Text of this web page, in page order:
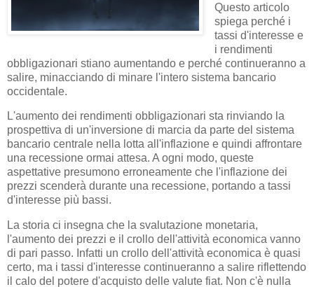
Questo articolo
spiega perché i
tassi d'interesse e
i rendimenti
obbligazionari stiano aumentando e perché continueranno a
salire, minacciando di minare l'intero sistema bancario
occidentale.
L'aumento dei rendimenti obbligazionari sta rinviando la
prospettiva di un'inversione di marcia da parte del sistema
bancario centrale nella lotta all'inflazione e quindi affrontare
una recessione ormai attesa. A ogni modo, queste
aspettative presumono erroneamente che l'inflazione dei
prezzi scenderà durante una recessione, portando a tassi
d'interesse più bassi.
La storia ci insegna che la svalutazione monetaria,
l'aumento dei prezzi e il crollo dell'attività economica vanno
di pari passo. Infatti un crollo dell'attività economica è quasi
certo, ma i tassi d'interesse continueranno a salire riflettendo
il calo del potere d'acquisto delle valute fiat. Non c'è nulla